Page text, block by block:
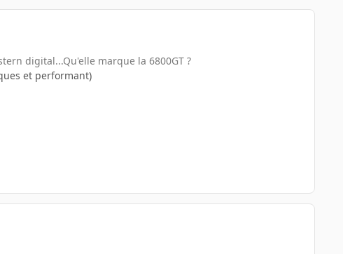
digital...Qu'elle marque la 6800GT ?
et performant)